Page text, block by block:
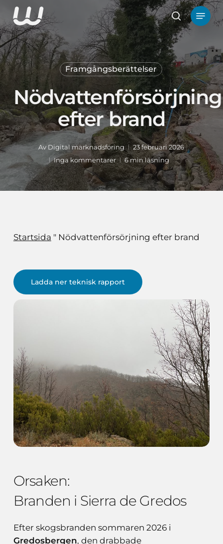
Hoppa
huvudinnehåll
Sök
Meny
Framgångsberättelser
Nödvattenförsörjning
efter brand
Av Digital marknadsföring
23 februari 2026
Inga kommentarer
6 min läsning
Startsida " Nödvattenförsörjning efter brand
Ladda ner teknisk rapport
Orsaken:
Branden i Sierra de Gredos
Efter skogsbranden sommaren 2026 i
Gredosbergen, den drabbade